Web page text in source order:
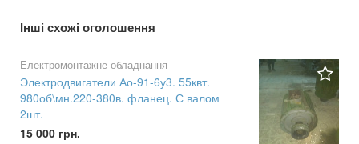
Інші схожі оголошення
Електромонтажне обладнання
Электродвигатели Ао-91-6у3. 55квт.
980об\мн.220-380в. фланец. С валом
2шт.
15 000 грн.